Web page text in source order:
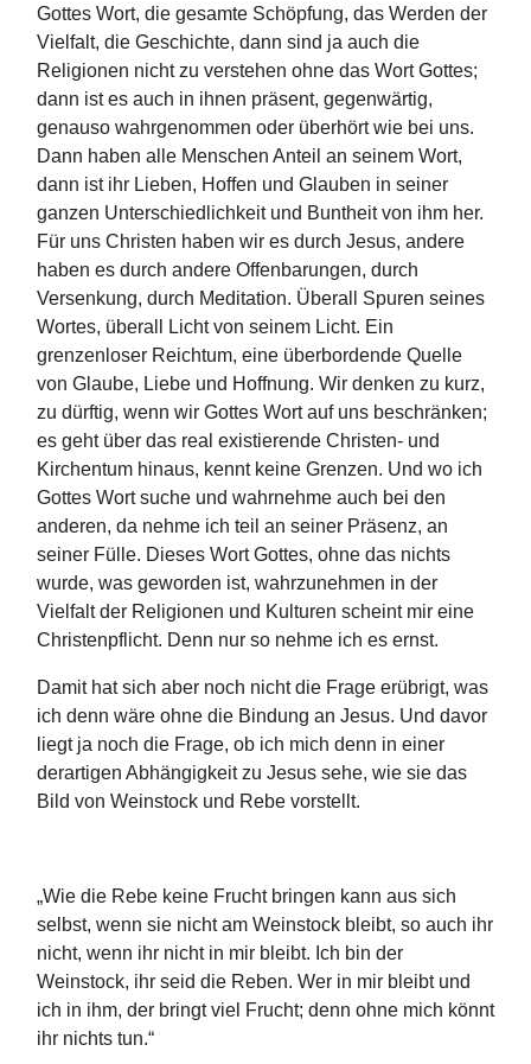
Gottes Wort, die gesamte Schöpfung, das Werden der
Vielfalt, die Geschichte, dann sind ja auch die
Religionen nicht zu verstehen ohne das Wort Gottes;
dann ist es auch in ihnen präsent, gegenwärtig,
genauso wahrgenommen oder überhört wie bei uns.
Dann haben alle Menschen Anteil an seinem Wort,
dann ist ihr Lieben, Hoffen und Glauben in seiner
ganzen Unterschiedlichkeit und Buntheit von ihm her.
Für uns Christen haben wir es durch Jesus, andere
haben es durch andere Offenbarungen, durch
Versenkung, durch Meditation. Überall Spuren seines
Wortes, überall Licht von seinem Licht. Ein
grenzenloser Reichtum, eine überbordende Quelle
von Glaube, Liebe und Hoffnung. Wir denken zu kurz,
zu dürftig, wenn wir Gottes Wort auf uns beschränken;
es geht über das real existierende Christen- und
Kirchentum hinaus, kennt keine Grenzen. Und wo ich
Gottes Wort suche und wahrnehme auch bei den
anderen, da nehme ich teil an seiner Präsenz, an
seiner Fülle. Dieses Wort Gottes, ohne das nichts
wurde, was geworden ist, wahrzunehmen in der
Vielfalt der Religionen und Kulturen scheint mir eine
Christenpflicht. Denn nur so nehme ich es ernst.
Damit hat sich aber noch nicht die Frage erübrigt, was
ich denn wäre ohne die Bindung an Jesus. Und davor
liegt ja noch die Frage, ob ich mich denn in einer
derartigen Abhängigkeit zu Jesus sehe, wie sie das
Bild von Weinstock und Rebe vorstellt.
„Wie die Rebe keine Frucht bringen kann aus sich
selbst, wenn sie nicht am Weinstock bleibt, so auch ihr
nicht, wenn ihr nicht in mir bleibt. Ich bin der
Weinstock, ihr seid die Reben. Wer in mir bleibt und
ich in ihm, der bringt viel Frucht; denn ohne mich könnt
ihr nichts tun.“